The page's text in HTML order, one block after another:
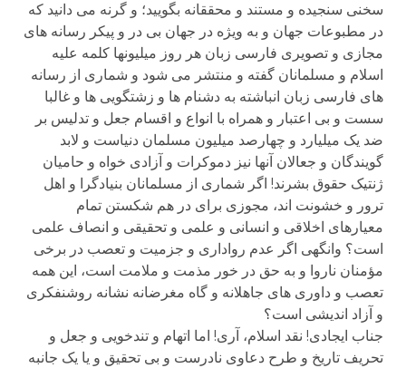
سخنی سنجیده و مستند و محققانه بگویید؛ و گرنه می دانید که
در مطبوعات جهان و به ویژه در جهان بی در و پیکر رسانه های
مجازی و تصویری فارسی زبان هر روز میلیونها کلمه علیه
اسلام و مسلمانان گفته و منتشر می شود و شماری از رسانه
های فارسی زبان انباشته به دشنام ها و زشتگویی ها و غالبا
سست و بی اعتبار و همراه با انواع و اقسام جعل و تدلیس بر
ضد یک میلیارد و چهارصد میلیون مسلمان دنیاست و لابد
گویندگان و جعالان آنها نیز دموکرات و آزادی خواه و حامیان
ژنتیک حقوق بشرند! اگر شماری از مسلمانان بنیادگرا و اهل
ترور و خشونت اند، مجوزی برای در هم شکستن تمام
معیارهای اخلاقی و انسانی و علمی و تحقیقی و انصاف علمی
است؟ وانگهی اگر عدم رواداری و جزمیت و تعصب در برخی
مؤمنان ناروا و به حق در خور مذمت و ملامت است، این همه
تعصب و داوری های جاهلانه و گاه مغرضانه نشانه روشنفکری
و آزاد اندیشی است؟
جناب ایجادی! نقد اسلام، آری! اما اتهام و تندخویی و جعل و
تحریف تاریخ و طرح دعاوی نادرست و بی تحقیق و یا یک جانبه